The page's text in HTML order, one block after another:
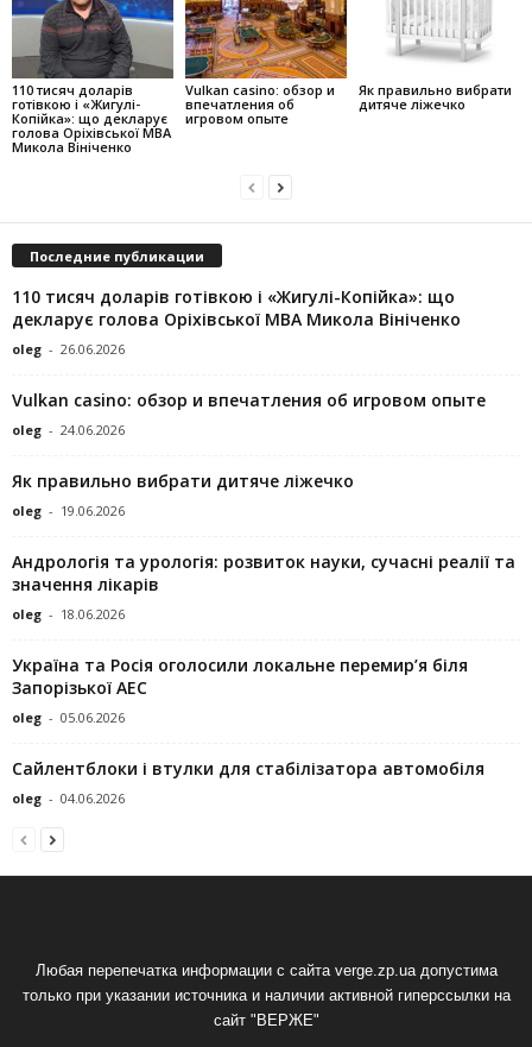
110 тисяч доларів
готівкою і «Жигулі-
Копійка»: що декларує
голова Оріхівської МВА
Микола Вініченко
Vulkan casino: обзор и
впечатления об
игровом опыте
Як правильно вибрати
дитяче ліжечко
Последние публикации
110 тисяч доларів готівкою і «Жигулі-Копійка»: що
декларує голова Оріхівської МВА Микола Вініченко
oleg - 26.06.2026
Vulkan casino: обзор и впечатления об игровом опыте
oleg - 24.06.2026
Як правильно вибрати дитяче ліжечко
oleg - 19.06.2026
Андрологія та урологія: розвиток науки, сучасні реалії та
значення лікарів
oleg - 18.06.2026
Україна та Росія оголосили локальне перемир’я біля
Запорізької АЕС
oleg - 05.06.2026
Сайлентблоки і втулки для стабілізатора автомобіля
oleg - 04.06.2026
Любая перепечатка информации с сайта verge.zp.ua допустима
только при указании источника и наличии активной гиперссылки на
сайт "ВЕРЖЕ"